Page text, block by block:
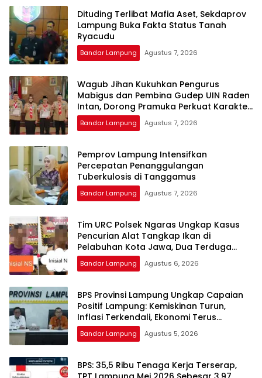
Dituding Terlibat Mafia Aset, Sekdaprov
Lampung Buka Fakta Status Tanah
Ryacudu
Bandar Lampung Agustus 7, 2026
Wagub Jihan Kukuhkan Pengurus
Mabigus dan Pembina Gudep UIN Raden
Intan, Dorong Pramuka Perkuat Karakter
Generasi Muda
Bandar Lampung Agustus 7, 2026
Pemprov Lampung Intensifkan
Percepatan Penanggulangan
Tuberkulosis di Tanggamus
Bandar Lampung Agustus 7, 2026
Tim URC Polsek Ngaras Ungkap Kasus
Pencurian Alat Tangkap Ikan di
Pelabuhan Kota Jawa, Dua Terduga
Pelaku Diamankan.
Bandar Lampung Agustus 6, 2026
BPS Provinsi Lampung Ungkap Capaian
Positif Lampung: Kemiskinan Turun,
Inflasi Terkendali, Ekonomi Terus
Tumbuh
Bandar Lampung Agustus 5, 2026
BPS: 35,5 Ribu Tenaga Kerja Terserap,